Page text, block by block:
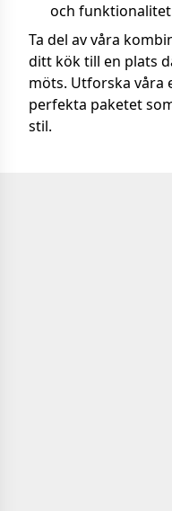
och funktionalitet
Ta del av våra
ditt kök till en plats
möts. Utforska
perfekta paketet
stil.